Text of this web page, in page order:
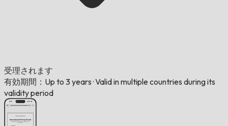
受理されます
有効期間：Up to 3 years ·Valid in multiple countries during its
validity period